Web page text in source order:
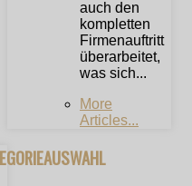
auch den
kompletten
Firmenauftritt
überarbeitet,
was sich...
More
Articles...